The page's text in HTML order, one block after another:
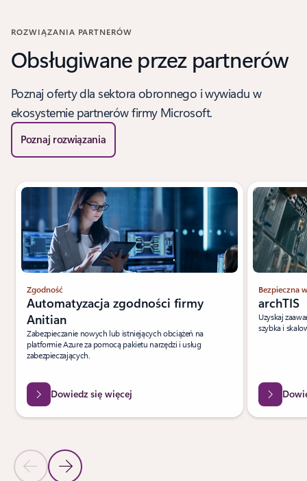
ROZWIĄZANIA PARTNERÓW
Obsługiwane przez partnerów
Poznaj oferty dla sektora obronnego i wywiadu w
ekosystemie partnerów firmy Microsoft.
Poznaj rozwiązania
Poprzedni slajdNastępny slajd
Zgodność
Automatyzacja zgodności firmy
Anitian
Zabezpieczanie nowych lub istniejących obciążeń na
platformie Azure za pomocą pakietu narzędzi i usług
zabezpieczających.
Dowiedz się więcej
Bezpieczna
archTIS
Uzyskaj
szybka i